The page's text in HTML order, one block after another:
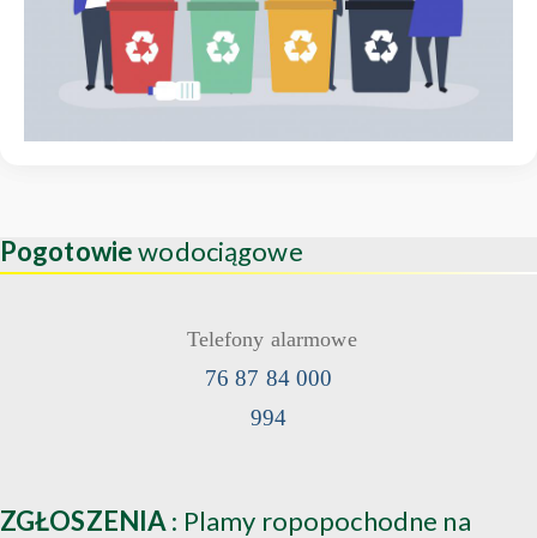
Pogotowiewodociągowe
Telefony alarmowe
76 87 84 000
994
ZGŁOSZENIA : Plamy ropopochodne na